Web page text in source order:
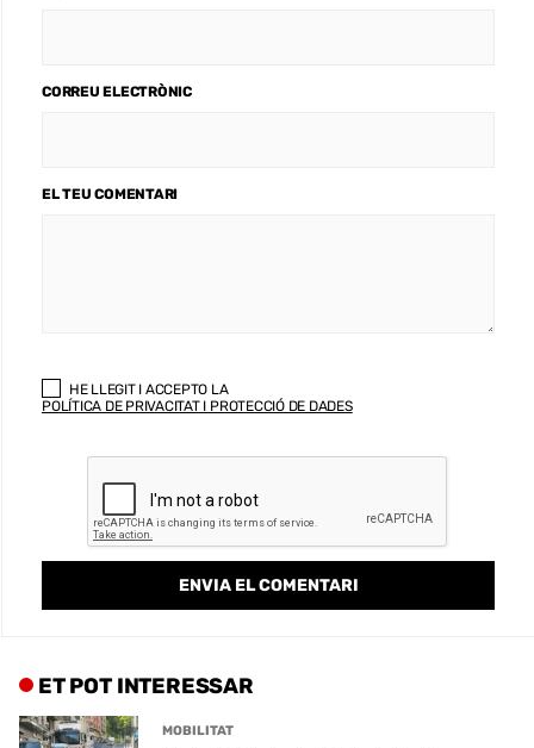
CORREU ELECTRÒNIC
EL TEU COMENTARI
HE LLEGIT I ACCEPTO LA
POLÍTICA DE PRIVACITAT I PROTECCIÓ DE DADES
ET POT INTERESSAR
MOBILITAT